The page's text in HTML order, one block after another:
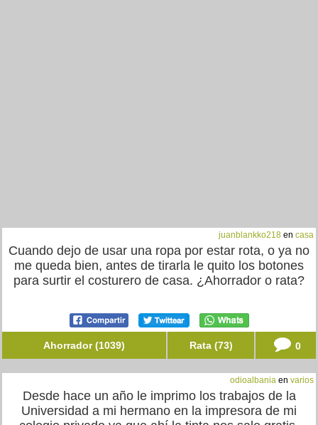
juanblankko218 en casa
Cuando dejo de usar una ropa por estar rota, o ya no
me queda bien, antes de tirarla le quito los botones
para surtir el costurero de casa. ¿Ahorrador o rata?
Ahorrador (1039) Rata (73) 0
odioalbania en varios
Desde hace un año le imprimo los trabajos de la
Universidad a mi hermano en la impresora de mi